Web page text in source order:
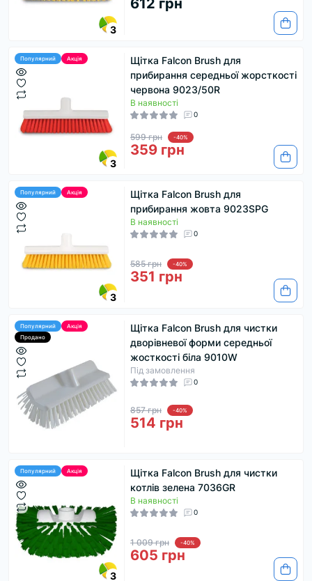
3
Популярний Акція
3
Щітка Falcon Brush для
прибирання середньої жорсткості
червона 9023/50R
В наявності
0
599 грн -40%
359 грн
Популярний Акція
3
Щітка Falcon Brush для
прибирання жовта 9023SPG
В наявності
0
585 грн -40%
351 грн
Популярний
Акція
Продано
Щітка Falcon Brush для чистки
дворівневої форми середньої
жосткості біла 9010W
Під замовлення
0
857 грн -40%
514 грн
Популярний Акція
3
Щітка Falcon Brush для чистки
котлів зелена 7036GR
В наявності
0
1 009 грн -40%
605 грн